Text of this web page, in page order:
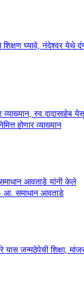
शिक्षण घ्यावे, नंदेश्वर येथे
स्व.दादासाहेब येसू
होणार व्याख्यान
आवताडे यांनी केले
– आ. समाधान आवताडे
जन्मठेपेची शिक्षा,